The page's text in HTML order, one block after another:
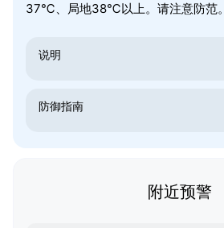
37℃、局地38℃以上。请注意防范。
说明
防御指南
附近预警